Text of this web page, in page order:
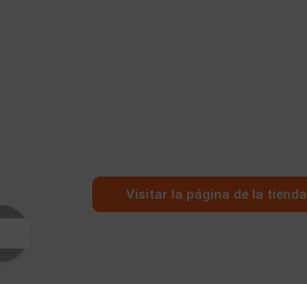
Visitar la página de la tienda